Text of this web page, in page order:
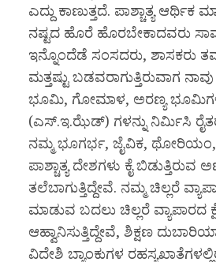
ಎದ್ದು ಕಾಣುತ್ತದೆ. ಪಾಶ್ಚಾತ್ಯ
ನಷ್ಟದ ಹೊರೆ ಹೊರಬೇಕಾದವರು
ಇನ್ನೊಂದೆಡೆ ಸಂಸದರು, ಶಾಸಕರು
ಮತ್ತಷ್ಟು ಬಡವರಾಗುತ್ತಿರುವಾಗ
ಭೂಮಿ, ಗೋಮಾಳ, ಅರಣ್ಯ
(ಎಸ್.ಇ.ಝೆಡ್) ಗಳನ್ನು ನಿರ್ಮಿಸಿ
ನಮ್ಮ ಭೂಗರ್ಭ, ಜೈವಿಕ, ಥೋರಿಯಂ,
ಪಾಶ್ಚಾತ್ಯ ದೇಶಗಳು ಕೈ
ತಲೆಬಾಗುತ್ತಿದ್ದೇವೆ. ನಮ್ಮ ಚಿಲ್ಲರೆ
ಮಾಡುವ ಬದಲು ಚಿಲ್ಲರೆ ವ್ಯಾಪಾರದ
ಆಹ್ವಾನಿಸುತ್ತಿದ್ದೇವೆ, ಶಿಕ್ಷಣ
ವಿದೇಶಿ ಬ್ಯಾಂಕುಗಳ